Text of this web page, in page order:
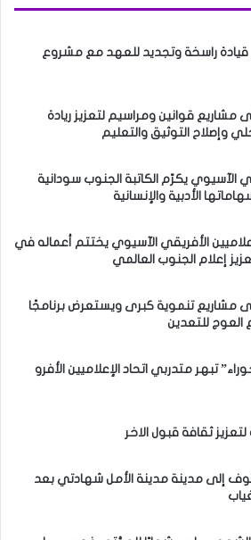
قيادة راسخة وتجديد للعهد مع مشروع
مشاريع قوانين ومراسيم لتعزيز ريادة
وإصلاح التوثيق والتعليم
الآسيوي يكرّم الكاتبة الجنوب سودانية
الأدبية والإنسانية
الأفريقي الآسيوي يختتم أعماله في
إعلام الجنوب العالمي
مشاريع تنموية كبرى ويستعرض برنامجًا
العوج للتعدين
تبهر متدربي اتحاد الإعلاميين الأفرو
ثقافة قبول الاخر
إلى مدينة مدينة الأمل شهادتي بعد